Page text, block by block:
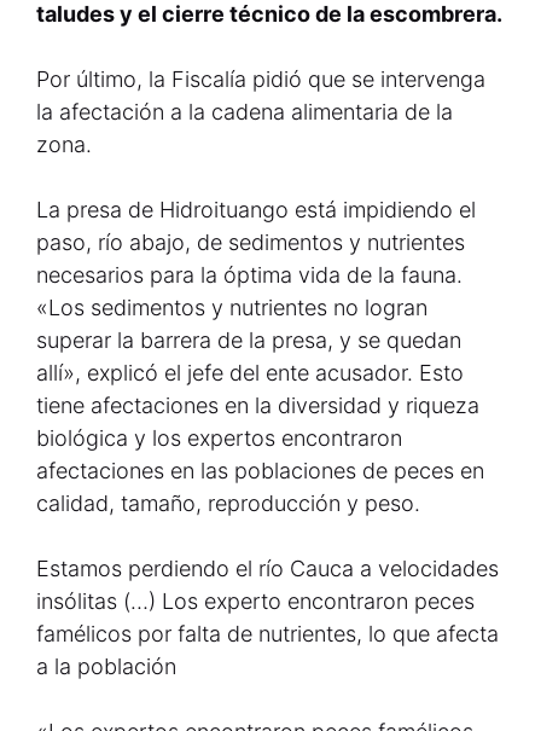
taludes y el cierre técnico de la escombrera.
Por último, la Fiscalía pidió que se intervenga
la afectación a la cadena alimentaria de la
zona.
La presa de Hidroituango está impidiendo el
paso, río abajo, de sedimentos y nutrientes
necesarios para la óptima vida de la fauna.
«Los sedimentos y nutrientes no logran
superar la barrera de la presa, y se quedan
allí», explicó el jefe del ente acusador. Esto
tiene afectaciones en la diversidad y riqueza
biológica y los expertos encontraron
afectaciones en las poblaciones de peces en
calidad, tamaño, reproducción y peso.
Estamos perdiendo el río Cauca a velocidades
insólitas (…) Los experto encontraron peces
famélicos por falta de nutrientes, lo que afecta
a la población